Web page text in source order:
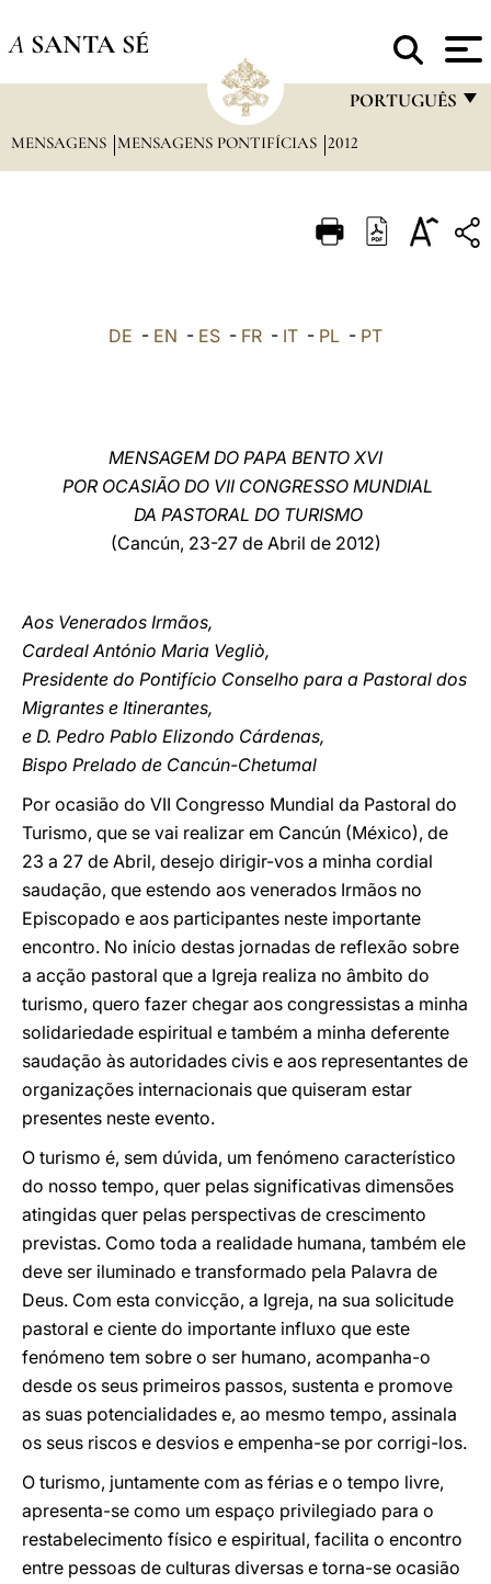
A SANTA SÉ
PORTUGUÊS
FRANÇAIS
ITALIANO
中文
LATINE
MENSAGENS MENSAGENS PONTIFÍCIAS 2012
DE - EN - ES - FR - IT - PL - PT
MENSAGEM DO PAPA BENTO XVI
POR OCASIÃO DO VII CONGRESSO MUNDIAL
DA PASTORAL DO TURISMO
(Cancún, 23-27 de Abril de 2012)
Aos Venerados Irmãos,
Cardeal António Maria Vegliò,
Presidente do Pontifício Conselho para a Pastoral dos
Migrantes e Itinerantes,
e D. Pedro Pablo Elizondo Cárdenas,
Bispo Prelado de Cancún-Chetumal
Por ocasião do VII Congresso Mundial da Pastoral do
Turismo, que se vai realizar em Cancún (México), de
23 a 27 de Abril, desejo dirigir-vos a minha cordial
saudação, que estendo aos venerados Irmãos no
Episcopado e aos participantes neste importante
encontro. No início destas jornadas de reflexão sobre
a acção pastoral que a Igreja realiza no âmbito do
turismo, quero fazer chegar aos congressistas a minha
solidariedade espiritual e também a minha deferente
saudação às autoridades civis e aos representantes de
organizações internacionais que quiseram estar
presentes neste evento.
O turismo é, sem dúvida, um fenómeno característico
do nosso tempo, quer pelas significativas dimensões
atingidas quer pelas perspectivas de crescimento
previstas. Como toda a realidade humana, também ele
deve ser iluminado e transformado pela Palavra de
Deus. Com esta convicção, a Igreja, na sua solicitude
pastoral e ciente do importante influxo que este
fenómeno tem sobre o ser humano, acompanha-o
desde os seus primeiros passos, sustenta e promove
as suas potencialidades e, ao mesmo tempo, assinala
os seus riscos e desvios e empenha-se por corrigi-los.
O turismo, juntamente com as férias e o tempo livre,
apresenta-se como um espaço privilegiado para o
restabelecimento físico e espiritual, facilita o encontro
entre pessoas de culturas diversas e torna-se ocasião